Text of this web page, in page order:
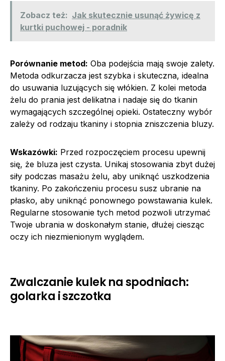
Zobacz też: Jak skutecznie usunąć żywicę z
kurtki puchowej - poradnik
Porównanie metod: Oba podejścia mają swoje zalety.
Metoda odkurzacza jest szybka i skuteczna, idealna
do usuwania luzujących się włókien. Z kolei metoda
żelu do prania jest delikatna i nadaje się do tkanin
wymagających szczególnej opieki. Ostateczny wybór
zależy od rodzaju tkaniny i stopnia zniszczenia bluzy.
Wskazówki: Przed rozpoczęciem procesu upewnij
się, że bluza jest czysta. Unikaj stosowania zbyt dużej
siły podczas masażu żelu, aby uniknąć uszkodzenia
tkaniny. Po zakończeniu procesu susz ubranie na
płasko, aby uniknąć ponownego powstawania kulek.
Regularne stosowanie tych metod pozwoli utrzymać
Twoje ubrania w doskonałym stanie, dłużej ciesząc
oczy ich niezmienionym wyglądem.
Zwalczanie kulek na spodniach:
golarka i szczotka